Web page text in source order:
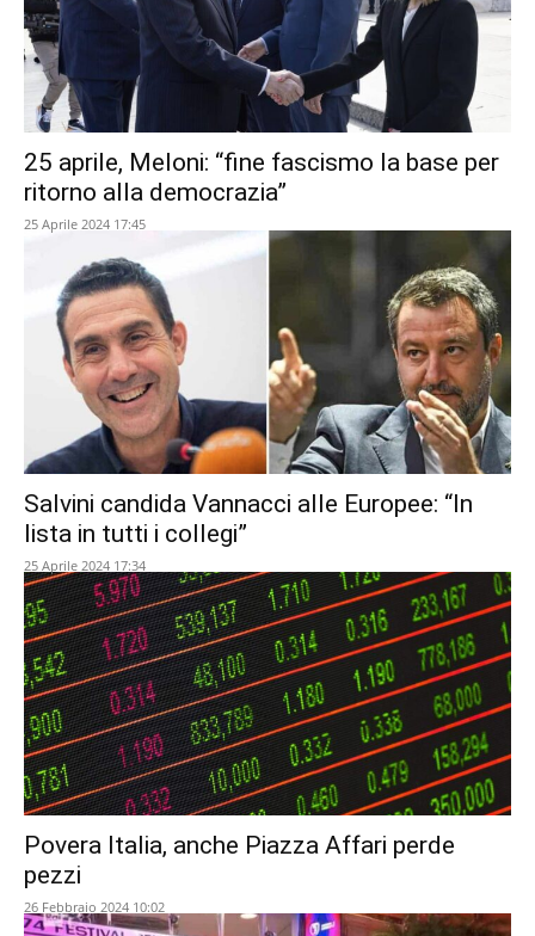
25 aprile, Meloni: “fine fascismo la base per
ritorno alla democrazia”
25 Aprile 2024 17:45
Salvini candida Vannacci alle Europee: “In
lista in tutti i collegi”
25 Aprile 2024 17:34
Povera Italia, anche Piazza Affari perde
pezzi
26 Febbraio 2024 10:02